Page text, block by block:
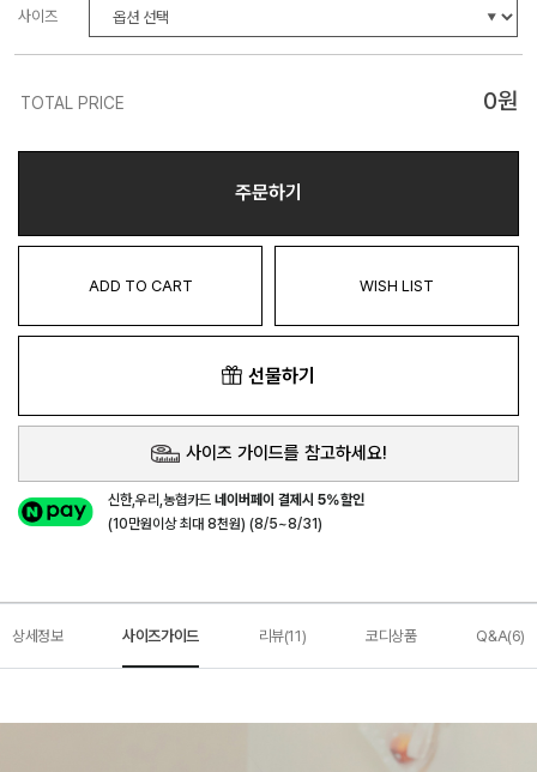
사이즈
TOTAL PRICE 0원
주문하기
ADD TO CART WISH LIST
선물하기
사이즈 가이드를 참고하세요!
신한,우리,농협카드네이버페이 결제시 5%할인
(10만원이상 최대 8천원) (8/5~8/31)
상세정보 사이즈가이드 리뷰(11) 코디상품 Q&A(6)